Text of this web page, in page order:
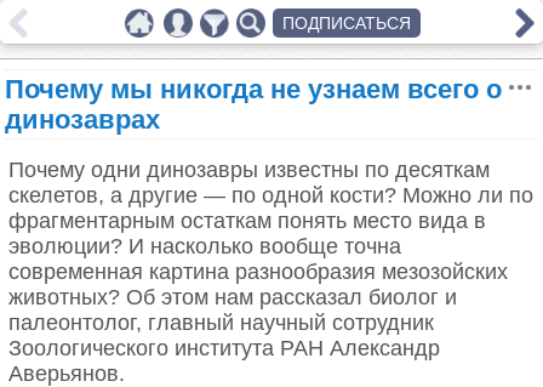
Почему мы никогда не узнаем всего о
динозаврах
Почему одни динозавры известны по десяткам
скелетов, а другие — по одной кости? Можно ли по
фрагментарным остаткам понять место вида в
эволюции? И насколько вообще точна
современная картина разнообразия мезозойских
животных? Об этом нам рассказал биолог и
палеонтолог, главный научный сотрудник
Зоологического института РАН Александр
Аверьянов.
ПОДПИСАТЬСЯ